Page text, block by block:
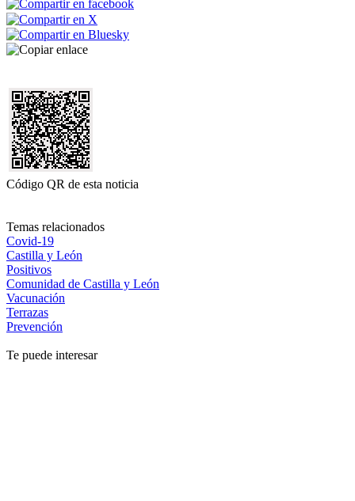
Código QR de esta noticia
Temas relacionados
Covid-19
Castilla y León
Positivos
Comunidad de Castilla y León
Vacunación
Terrazas
Prevención
Te puede interesar